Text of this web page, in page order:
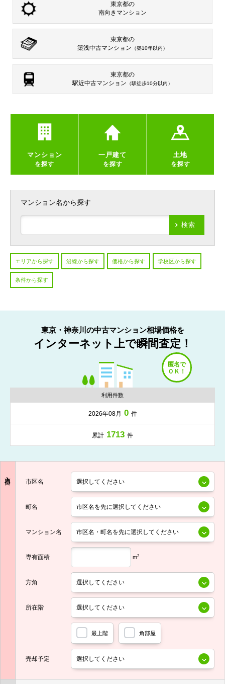
東京都の
南向き マンション
東京都の
築浅中古マンション （築10年以内）
東京都の
駅近中古マンション （駅徒歩10分以内）
マンション
を探す
一戸建て
を探す
土地
を探す
マンション名から探す
検索
エリアから探す 沿線から探す 価格から探す 学校区から探す
条件から探す
東京・神奈川の中古マンション相場価格を
インターネット上で瞬間査定！
利用件数
2026年08月 0 件
累計 1713 件
市区名
町名
マンション名
専有面積 m2
方角
所在階
最上階 角部屋
売却予定